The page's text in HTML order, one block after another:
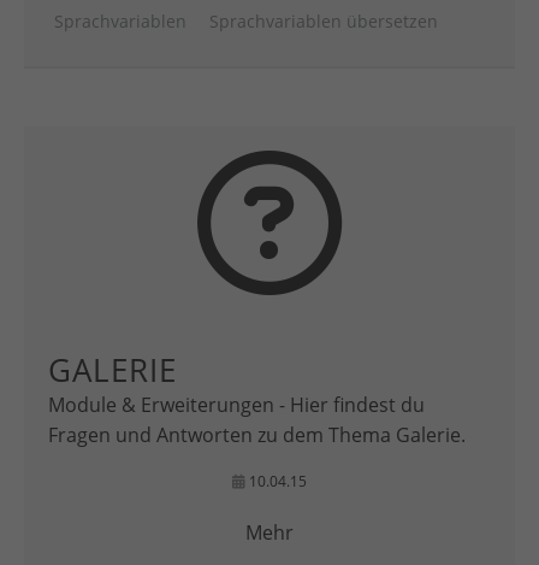
Sprachvariablen
Sprachvariablen übersetzen
GALERIE
Module & Erweiterungen - Hier findest du
Fragen und Antworten zu dem Thema Galerie.
10.04.15
Mehr